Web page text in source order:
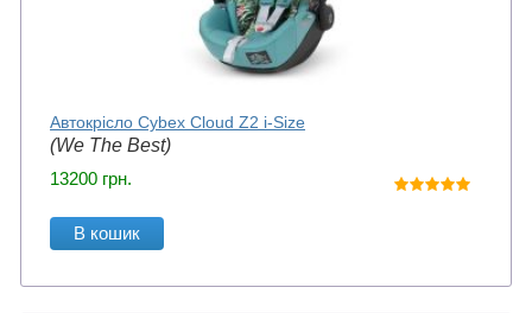
Автокрісло Cybex Cloud Z2 i-Size
(We The Best)
13200 грн.
В кошик